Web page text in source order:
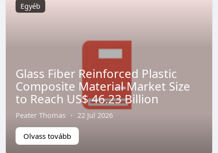
Egyéb
Glass Fiber Reinforced Plastic
Composite Material Market Size
to Reach US$ 46.23 Billion
Peater Thomas · 22 Jul 2026
Olvass tovább